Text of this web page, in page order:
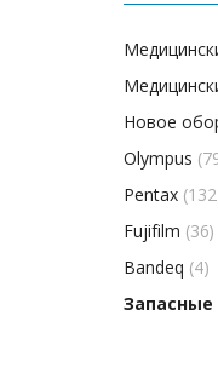
Новое
Olympus
Pentax
Fujifilm (36)
Bandeq (4)
Запасные